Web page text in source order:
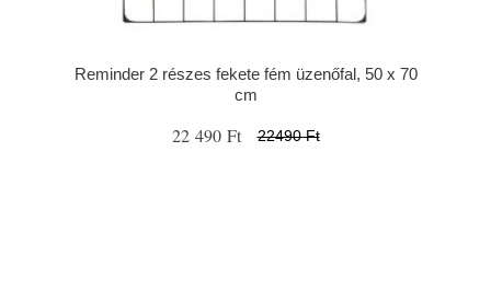
Reminder 2 részes fekete fém üzenőfal, 50 x 70
cm
22 490 Ft 22490 Ft